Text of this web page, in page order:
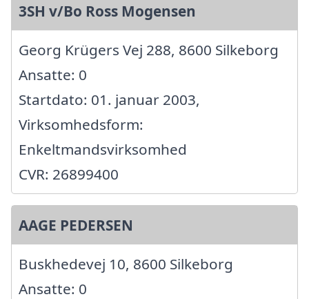
3SH v/Bo Ross Mogensen
Georg Krügers Vej 288, 8600 Silkeborg
Ansatte: 0
Startdato: 01. januar 2003,
Virksomhedsform:
Enkeltmandsvirksomhed
CVR: 26899400
AAGE PEDERSEN
Buskhedevej 10, 8600 Silkeborg
Ansatte: 0